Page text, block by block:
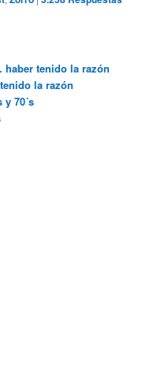
haber tenido la razón
la razón
y 70´s